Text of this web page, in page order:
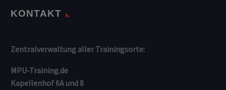
KONTAKT
Zentralverwaltung aller Trainingsorte:
MPU-Training.de
Kapellenhof 6A und 8